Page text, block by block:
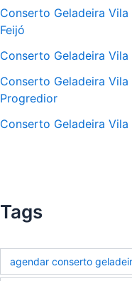
Conserto Geladeira Vila
Feijó
Conserto Geladeira Vila
Conserto Geladeira Vila
Progredior
Conserto Geladeira Vila
Tags
agendar conserto